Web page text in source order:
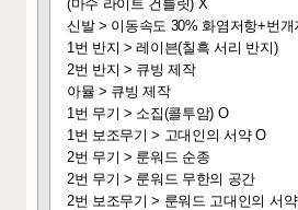
(마수 라이트 건틀릿) X
신발 > 이동속도 30% 화염저항+번
1번 반지 > 레이븐(칠흑 서리 반지)
2번 반지 > 큐빙 제작
아뮬 > 큐빙 제작
1번 무기 > 소집(콜투암) O
1번 보조무기 > 고대인의 서약 O
2번 무기 > 룬워드 순종
2번 무기 > 룬워드 무한의 공간
2번 보조무기 > 룬워드 고대인의 서약